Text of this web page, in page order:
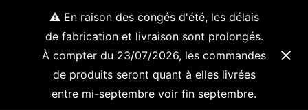
⚠️ En raison des congés d'été, les délais
de fabrication et livraison sont prolongés.
À compter du 23/07/2026, les commandes
de produits seront quant à elles livrées
entre mi-septembre voir fin septembre.